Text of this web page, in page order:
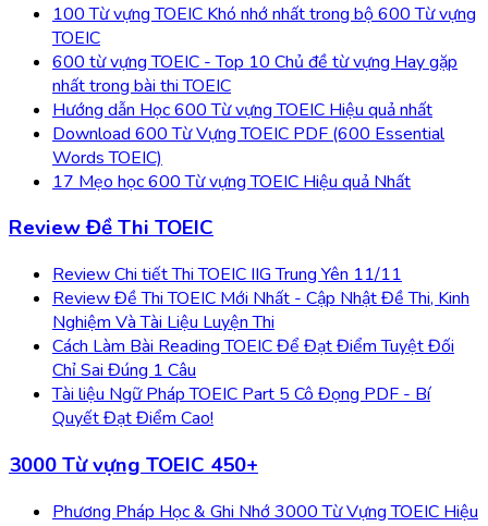
100 Từ vựng TOEIC Khó nhớ nhất trong bộ 600 Từ vựng
TOEIC
600 từ vựng TOEIC - Top 10 Chủ đề từ vựng Hay gặp
nhất trong bài thi TOEIC
Hướng dẫn Học 600 Từ vựng TOEIC Hiệu quả nhất
Download 600 Từ Vựng TOEIC PDF (600 Essential
Words TOEIC)
17 Mẹo học 600 Từ vựng TOEIC Hiệu quả Nhất
Review Đề Thi TOEIC
Review Chi tiết Thi TOEIC IIG Trung Yên 11/11
Review Đề Thi TOEIC Mới Nhất - Cập Nhật Đề Thi, Kinh
Nghiệm Và Tài Liệu Luyện Thi
Cách Làm Bài Reading TOEIC Để Đạt Điểm Tuyệt Đối
Chỉ Sai Đúng 1 Câu
Tài liệu Ngữ Pháp TOEIC Part 5 Cô Đọng PDF - Bí
Quyết Đạt Điểm Cao!
3000 Từ vựng TOEIC 450+
Phương Pháp Học & Ghi Nhớ 3000 Từ Vựng TOEIC Hiệu